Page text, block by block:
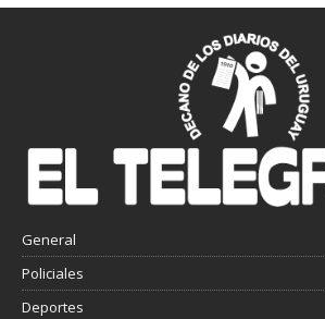
General
Policiales
Deportes